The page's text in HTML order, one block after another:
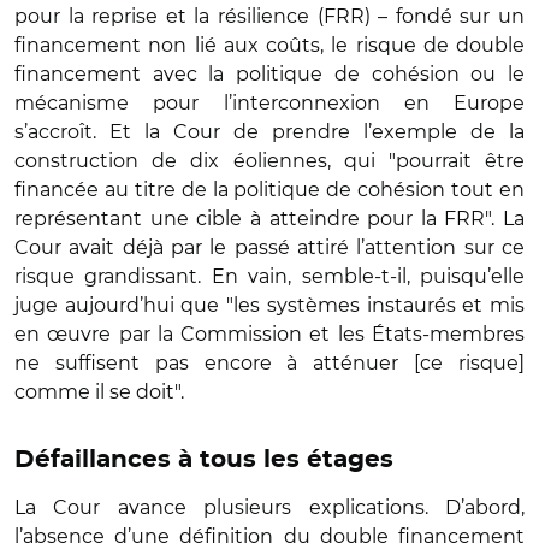
pour la reprise et la résilience (FRR) – fondé sur un
financement non lié aux coûts, le risque de double
financement avec la politique de cohésion ou le
mécanisme pour l’interconnexion en Europe
s’accroît. Et la Cour de prendre l’exemple de la
construction de dix éoliennes, qui "pourrait être
financée au titre de la politique de cohésion tout en
représentant une cible à atteindre pour la FRR". La
Cour avait déjà par le passé attiré l’attention sur ce
risque grandissant. En vain, semble-t-il, puisqu’elle
juge aujourd’hui que "les systèmes instaurés et mis
en œuvre par la Commission et les États-membres
ne suffisent pas encore à atténuer [ce risque]
comme il se doit".
Défaillances à tous les étages
La Cour avance plusieurs explications. D’abord,
l’absence d’une définition du double financement